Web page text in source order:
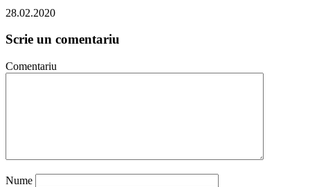
28.02.2020
Scrie un comentariu
Comentariu
Nume